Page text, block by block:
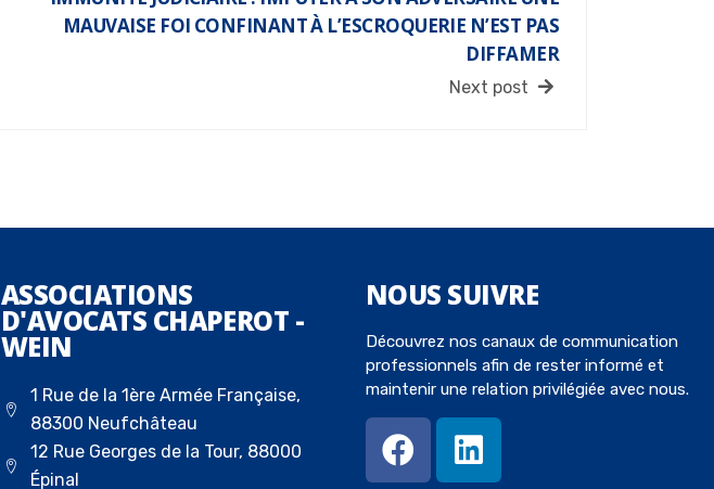
MAUVAISE FOI CONFINANT À L’ESCROQUERIE N’EST PAS
DIFFAMER
Next post
ASSOCIATIONS
D'AVOCATS CHAPEROT -
WEIN
1 Rue de la 1ère Armée Française,
88300 Neufchâteau
12 Rue Georges de la Tour, 88000
Épinal
NOUS SUIVRE
Découvrez nos canaux de communication
professionnels afin de rester informé et
maintenir une relation privilégiée avec nous.